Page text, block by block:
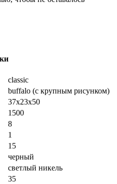
classic
buffalo (с крупным рисунком)
37x23x50
1500
8
1
15
черный
светлый никель
35